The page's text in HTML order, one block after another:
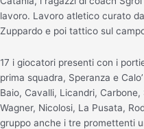
lavoro. Lavoro atletico curato
Zuppardo e poi tattico sul
17 i giocatori presenti con i
prima squadra, Speranza e
Baio, Cavalli, Licandri, Carbone,
Wagner, Nicolosi, La Pusata,
gruppo anche i tre promettenti